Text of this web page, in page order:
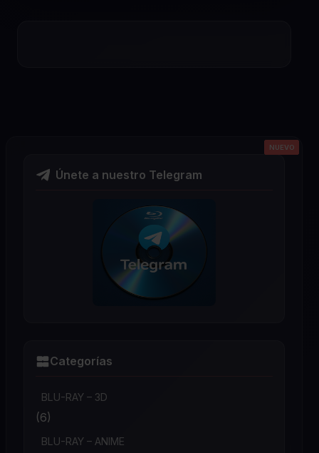
Únete a nuestro Telegram
Categorías
BLU-RAY – 3D
(6)
BLU-RAY – ANIME
NUEVO
NUEVO
NUEVO
NUEVO
NUEVO